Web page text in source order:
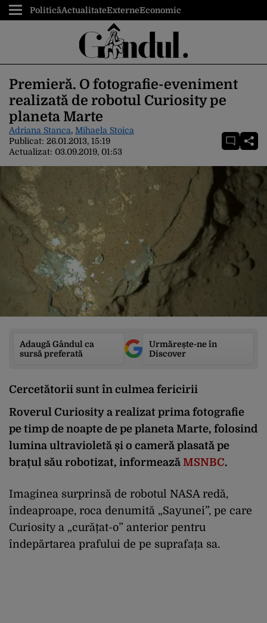
PoliticăActualitateExterneEconomic
Premieră. O fotografie-eveniment
realizată de robotul Curiosity pe
planeta Marte
Adriana Stanca, Mihaela Stoica
Publicat: 26.01.2013, 15:19
Actualizat: 03.09.2019, 01:53
Adaugă Gândul ca
sursă preferată
Urmărește-ne în
Discover
Cercetătorii sunt în culmea fericirii
Roverul Curiosity a realizat prima fotografie
pe timp de noapte de pe planeta Marte, folosind
lumina ultravioletă și o cameră plasată pe
brațul său robotizat, informează MSNBC.
Imaginea surprinsă de robotul NASA redă,
îndeaproape, roca denumită „Sayunei”, pe care
Curiosity a „curățat-o” anterior pentru
îndepărtarea prafului de pe suprafața sa.